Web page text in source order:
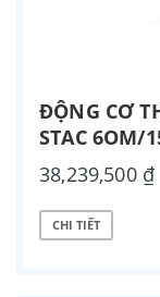
ĐỘNG CƠ
STAC 6OM/
38,239,500 ₫
CHI TIẾT